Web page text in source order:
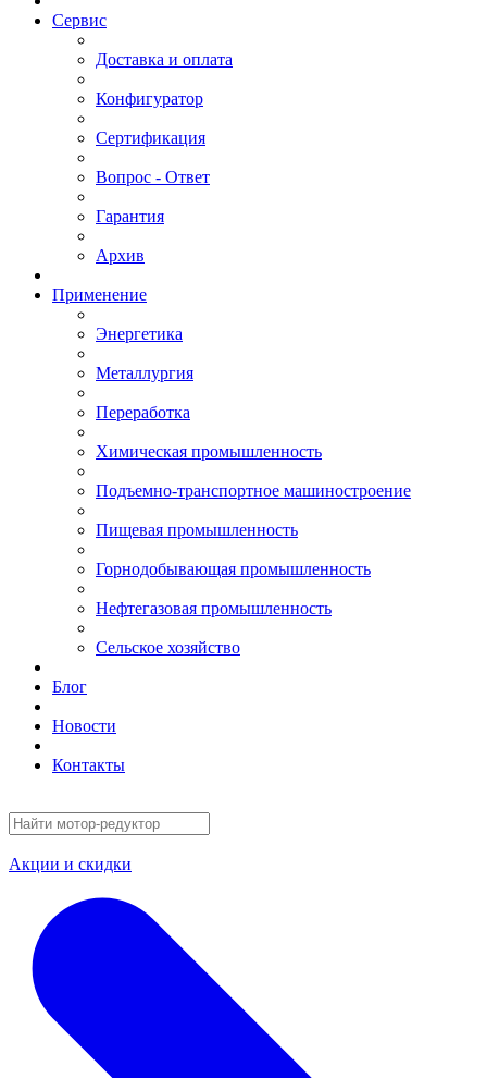
Сервис
Доставка и оплата
Конфигуратор
Сертификация
Вопрос - Ответ
Гарантия
Архив
Применение
Энергетика
Металлургия
Переработка
Химическая промышленность
Подъемно-транспортное машиностроение
Пищевая промышленность
Горнодобывающая промышленность
Нефтегазовая промышленность
Сельское хозяйство
Блог
Новости
Контакты
Акции и скидки